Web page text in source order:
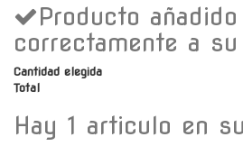
Envío gratis a C.A.B.A. a
partir de $30000
Producto añadido
correctamente a
Cantidad elegida
Total
Hay 1 articulo en